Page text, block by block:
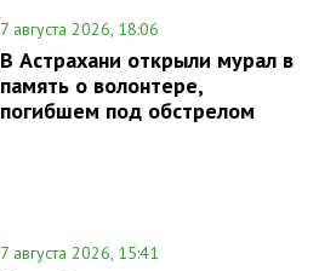
7 августа 2026, 18:06
В Астрахани открыли мурал в
память о волонтере,
погибшем под обстрелом
7 августа 2026, 15:41